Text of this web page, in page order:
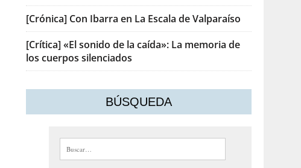
[Crónica] Con Ibarra en La Escala de Valparaíso
[Crítica] «El sonido de la caída»: La memoria de
los cuerpos silenciados
BÚSQUEDA
Buscar: